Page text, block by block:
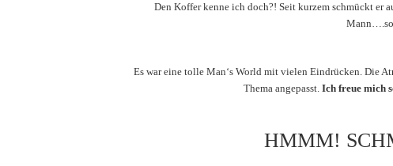
Den Koffer kenne ich doch?! Seit kurzem schmückt er
Es war eine tolle Man‘s World mit vielen Eindrücken. Die
Thema angepasst.Ich freue mich
HMMM!